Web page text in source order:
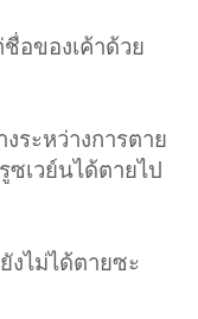
อของเค้าด้วย
ระหว่างการตาย
เวย์นได้ตายไป
งไม่ได้ตายซะ